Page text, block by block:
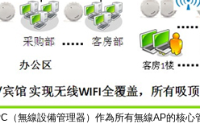
（無線設備管理器）作為所有無線AP的核